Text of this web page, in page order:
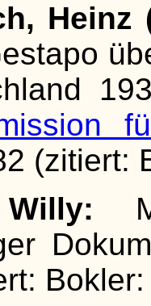
Heinz
(zitiert: